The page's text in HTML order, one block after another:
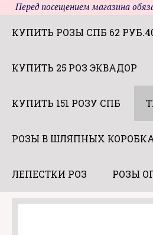
Перед посещением магазина
КУПИТЬ РОЗЫ СПБ 62
КУПИТЬ 25 РОЗ ЭКВАДОР
КУПИТЬ 151 РОЗУ СПБ
РОЗЫ В ШЛЯПНЫХ
ЛЕПЕСТКИ РОЗ РОЗЫ